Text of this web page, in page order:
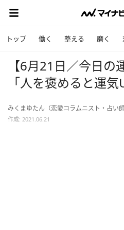
トップ 働く 整える 磨く
【6月21日／今日の
「人を褒めると運気
みくまゆたん（恋愛コラムニスト・占い師
作成: 2021.06.21